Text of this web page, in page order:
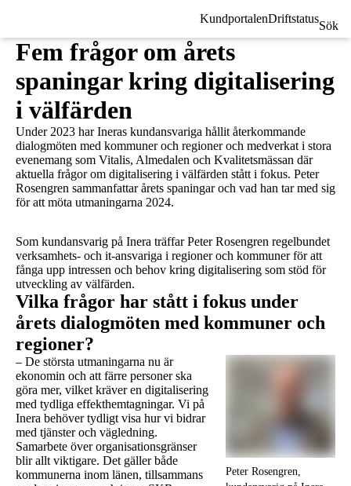
KundportalenDriftstatus
Sök
Fem frågor om årets
spaningar kring digitalisering
i välfärden
Under 2023 har Ineras kundansvariga hållit återkommande
dialogmöten med kommuner och regioner och medverkat i stora
evenemang som Vitalis, Almedalen och Kvalitetsmässan där
aktuella frågor om digitalisering i välfärden stått i fokus. Peter
Rosengren sammanfattar årets spaningar och vad han tar med sig
för att möta utmaningarna 2024.
Som kundansvarig på Inera träffar Peter Rosengren regelbundet
verksamhets- och it-ansvariga i regioner och kommuner för att
fånga upp intressen och behov kring digitalisering som stöd för
utveckling av välfärden.
Vilka frågor har stått i fokus under
årets dialogmöten med kommuner och
regioner?
Peter Rosengren,
– De största utmaningarna nu är
ekonomin och att färre personer ska
göra mer, vilket kräver en digitalisering
med tydliga effekthemtagningar. Vi på
Inera behöver tydligt visa hur vi bidrar
med tjänster och vägledning.
Samarbete över organisationsgränser
blir allt viktigare. Det gäller både
kommunerna inom länen, tillsammans